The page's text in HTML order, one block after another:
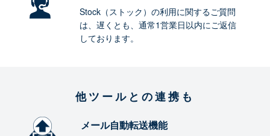
Stock（ストック）の利用に関するご質問
は、遅くとも、通常1営業日以内にご返信
しております。
他ツールとの連携も
メール自動転送機能